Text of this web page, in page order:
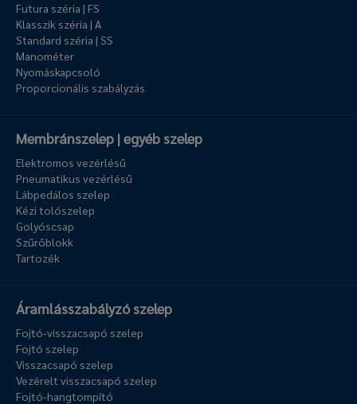
Futura széria | FS
Klasszik széria | A
Standard széria | SS
Manométer
Nyomáskapcsoló
Proporcionális szabályzás
Membránszelep | egyéb szelep
Elektromos vezérlésű
Pneumatikus vezérlésű
Lábpedálos szelep
Kézi tolószelep
Golyóscsap
Szűrőblokk
Tartozék
Áramlásszabályzó szelep
Fojtó-visszacsapó szelep
Fojtó szelep
Visszacsapó szelep
Vezérelt visszacsapó szelep
Fojtó-hangtompító